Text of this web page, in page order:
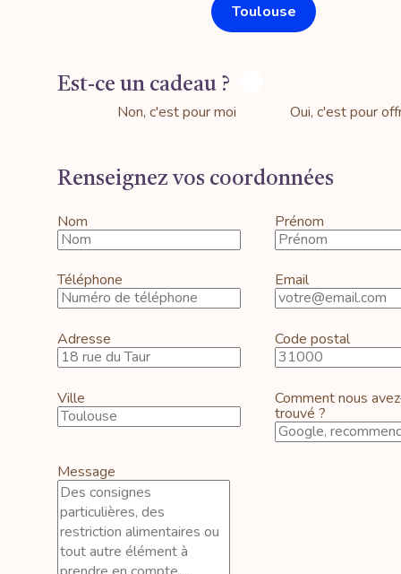
Toulouse
Est-ce un cadeau ?
Non, c'est pour moi Oui, c'est pour
Renseignez vos coordonnées
Nom Prénom
Téléphone Email
Adresse Code postal
Ville Comment nous
trouvé ?
Message